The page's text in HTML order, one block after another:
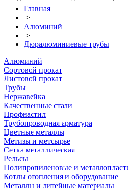
Главная
>
Алюминий
>
Дюралюминиевые трубы
Алюминий
Сортовой прокат
Листовой прокат
Трубы
Нержавейка
Качественные стали
Профнастил
Трубопроводная арматура
Цветные металлы
Метизы и метсырье
Сетка металлическая
Рельсы
Полипропиленовые и
Котлы отопления и оборудование
Металлы и литейные материалы